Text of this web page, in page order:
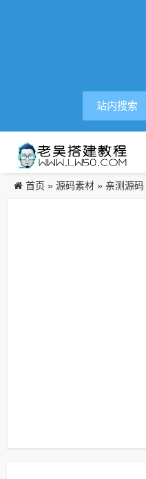
站内搜索
首页 » 源码素材 » 亲测源码